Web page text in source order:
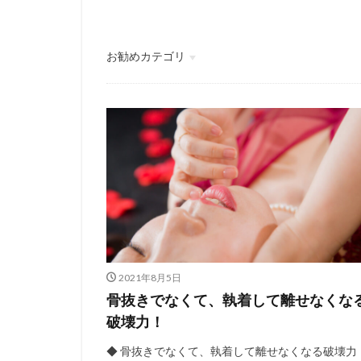
お勧めカテゴリ
セックスのお悩み
2021年8月5日
骨抜きでなくて、執着して離せなくな
破壊力！
◆ 骨抜きでなくて、執着して離せなくなる破壊力